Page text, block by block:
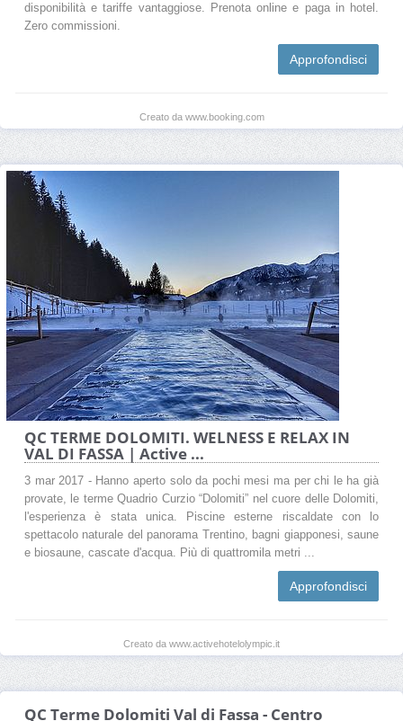
disponibilità e tariffe vantaggiose. Prenota online e paga in hotel.
Zero commissioni.
Approfondisci
Creato da www.booking.com
QC TERME DOLOMITI. WELNESS E RELAX IN
VAL DI FASSA | Active ...
3 mar 2017 - Hanno aperto solo da pochi mesi ma per chi le ha già
provate, le terme Quadrio Curzio “Dolomiti” nel cuore delle Dolomiti,
l'esperienza è stata unica. Piscine esterne riscaldate con lo
spettacolo naturale del panorama Trentino, bagni giapponesi, saune
e biosaune, cascate d'acqua. Più di quattromila metri ...
Approfondisci
Creato da www.activehotelolympic.it
QC Terme Dolomiti Val di Fassa - Centro